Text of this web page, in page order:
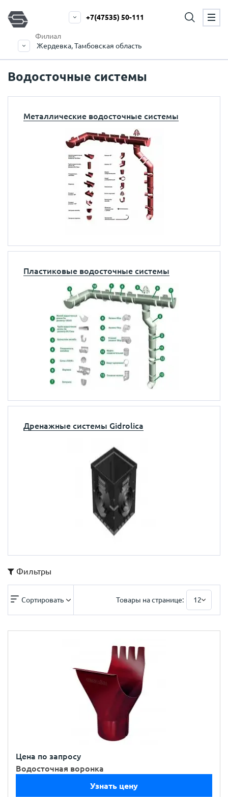
Филиал
Жердевка, Тамбовская область
+7(47535) 50-111
Водосточные системы
Металлические водосточные системы
Пластиковые водосточные системы
Дренажные системы Gidrolica
Фильтры
Сортировать Товары на странице: 12
Цена по запросу
Водосточная воронка
Узнать цену